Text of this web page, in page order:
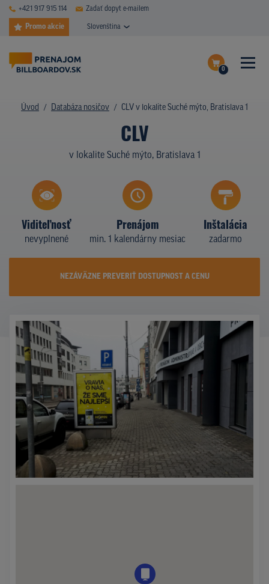
+421 917 915 114 Zadať dopyt e-mailem
Promo akcie Slovenština
0
Dokončiť dopyt
Zobraziť nosiče na mape
DATABÁZA NOSIČOV
PLOCHY V AKCII
TYPY NOSIČOV
Z PRAXE
Úvod Databáza nosičov CLV v lokalite Suché mýto, Bratislava 1
CLV
v lokalite Suché mýto, Bratislava 1
Viditeľnosť
nevyplnené
Prenájom
min. 1 kalendárny mesiac
Inštalácia
zadarmo
NEZÁVÄZNE PREVERIŤ DOSTUPNOST A CENU